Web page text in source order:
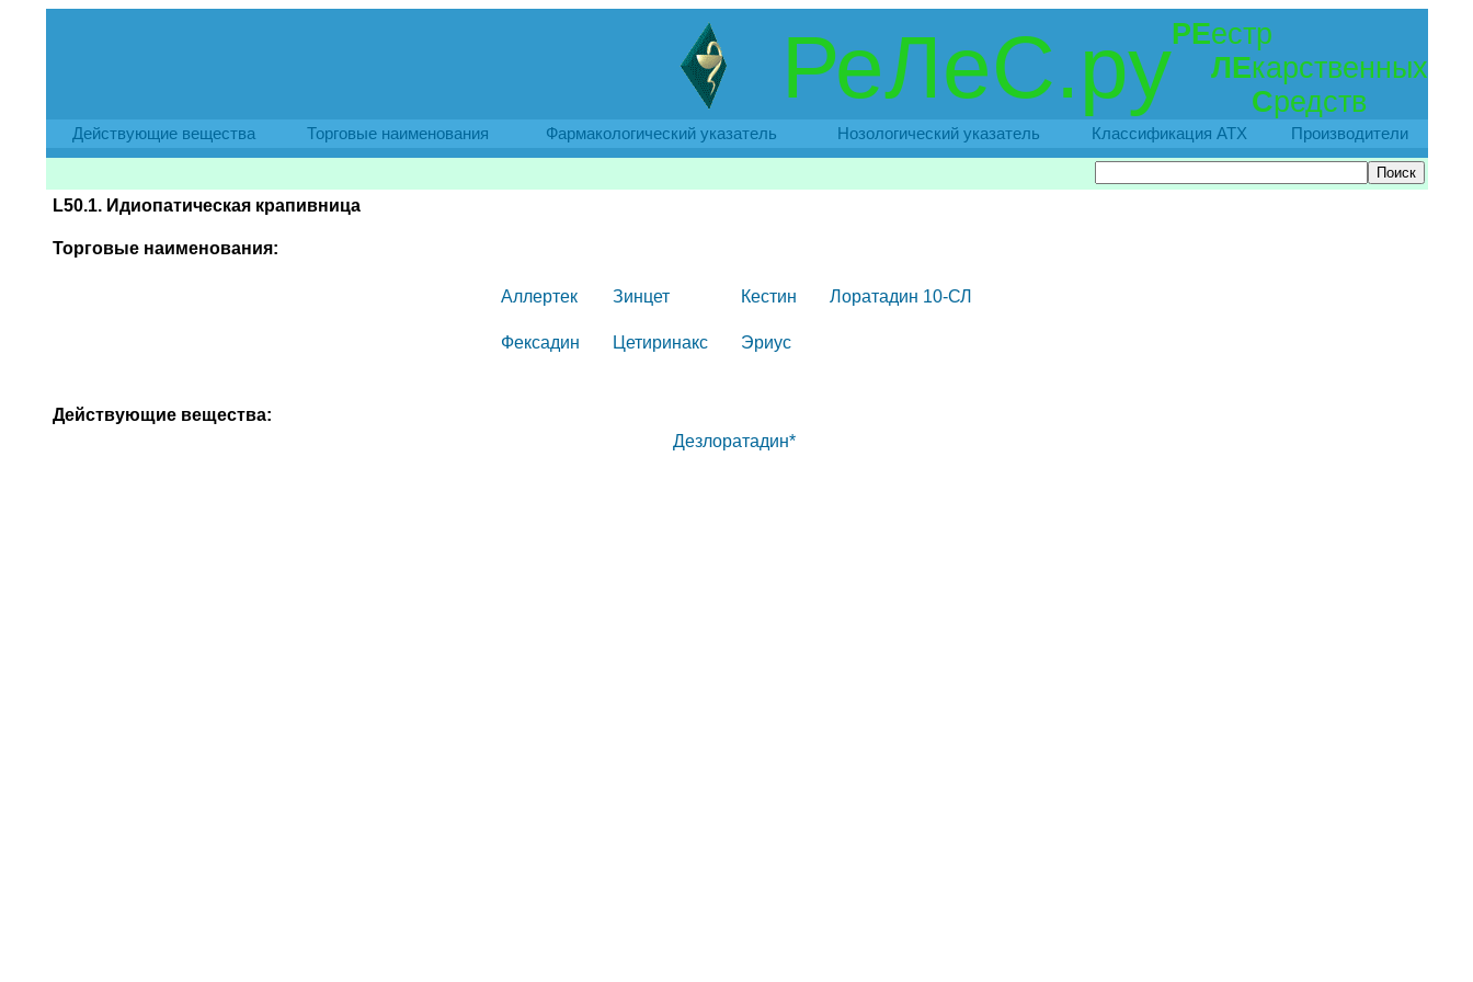
РеЛеС.руРЕестр
ЛЕкарственных
Средств
Действующие вещества Торговые наименования Фармакологический указатель Нозологический указатель Классификация АТХ Производители
L50.1. Идиопатическая крапивница
Торговые наименования:
Аллертек Зинцет Кестин Лоратадин 10-СЛ
Фексадин Цетиринакс Эриус
Действующие вещества:
Дезлоратадин*